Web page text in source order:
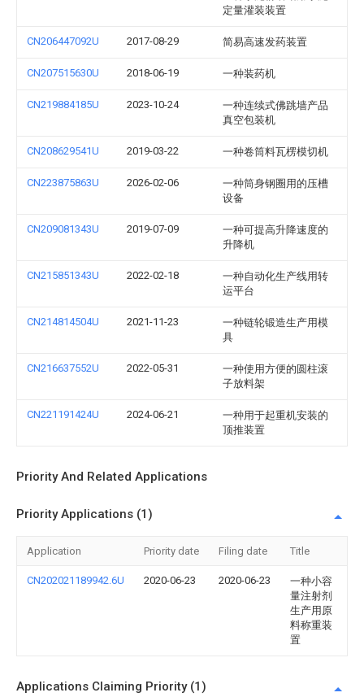
定量灌装装置
CN206447092U 2017-08-29 简易高速发药装置
CN207515630U 2018-06-19 一种装药机
CN219884185U 2023-10-24
一种连续式佛跳墙产品
真空包装机
CN208629541U 2019-03-22 一种卷筒料瓦楞模切机
CN223875863U 2026-02-06
一种筒身钢圈用的压槽
设备
CN209081343U 2019-07-09
一种可提高升降速度的
升降机
CN215851343U 2022-02-18
一种自动化生产线用转
运平台
CN214814504U 2021-11-23
一种链轮锻造生产用模
具
CN216637552U 2022-05-31
一种使用方便的圆柱滚
子放料架
CN221191424U 2024-06-21
一种用于起重机安装的
顶推装置
Priority And Related Applications
Priority Applications (1)
Application Priority date Filing date Title
CN202021189942.6U 2020-06-23 2020-06-23
一种小容
量注射剂
生产用原
料称重装
置
Applications Claiming Priority (1)